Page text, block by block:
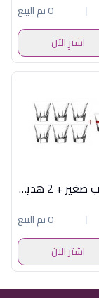
0 تم البيع
اشترِ الآن
طقم 6 كوب صغير + 2 هدية فوزيون
0 تم البيع
اشترِ الآن